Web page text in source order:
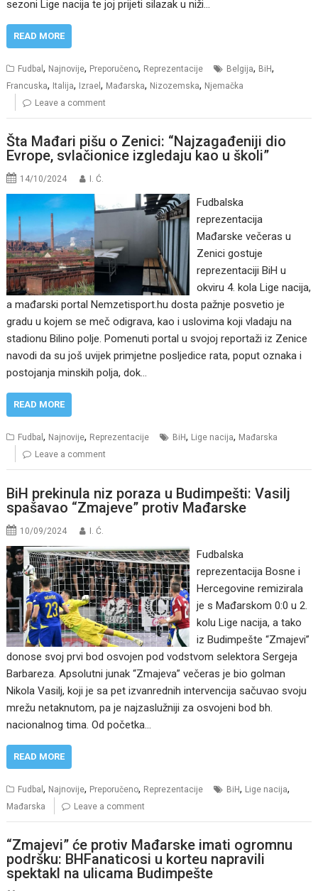
sezoni Lige nacija te joj prijeti silazak u niži…
READ MORE
Fudbal, Najnovije, Preporučeno, Reprezentacije Belgija, BiH,
Francuska, Italija, Izrael, Mađarska, Nizozemska, Njemačka
Leave a comment
Šta Mađari pišu o Zenici: “Najzagađeniji dio
Evrope, svlačionice izgledaju kao u školi”
14/10/2024 I. Ć.
Fudbalska
reprezentacija
Mađarske večeras u
Zenici gostuje
reprezentaciji BiH u
okviru 4. kola Lige nacija,
a mađarski portal Nemzetisport.hu dosta pažnje posvetio je
gradu u kojem se meč odigrava, kao i uslovima koji vladaju na
stadionu Bilino polje. Pomenuti portal u svojoj reportaži iz Zenice
navodi da su još uvijek primjetne posljedice rata, poput oznaka i
postojanja minskih polja, dok…
READ MORE
Fudbal, Najnovije, Reprezentacije BiH, Lige nacija, Mađarska
Leave a comment
BiH prekinula niz poraza u Budimpešti: Vasilj
spašavao “Zmajeve” protiv Mađarske
10/09/2024 I. Ć.
Fudbalska
reprezentacija Bosne i
Hercegovine remizirala
je s Mađarskom 0:0 u 2.
kolu Lige nacija, a tako
iz Budimpešte “Zmajevi”
donose svoj prvi bod osvojen pod vodstvom selektora Sergeja
Barbareza. Apsolutni junak “Zmajeva” večeras je bio golman
Nikola Vasilj, koji je sa pet izvanrednih intervencija sačuvao svoju
mrežu netaknutom, pa je najzaslužniji za osvojeni bod bh.
nacionalnog tima. Od početka…
READ MORE
Fudbal, Najnovije, Preporučeno, Reprezentacije BiH, Lige nacija,
Mađarska Leave a comment
“Zmajevi” će protiv Mađarske imati ogromnu
podršku: BHFanaticosi u korteu napravili
spektakl na ulicama Budimpešte